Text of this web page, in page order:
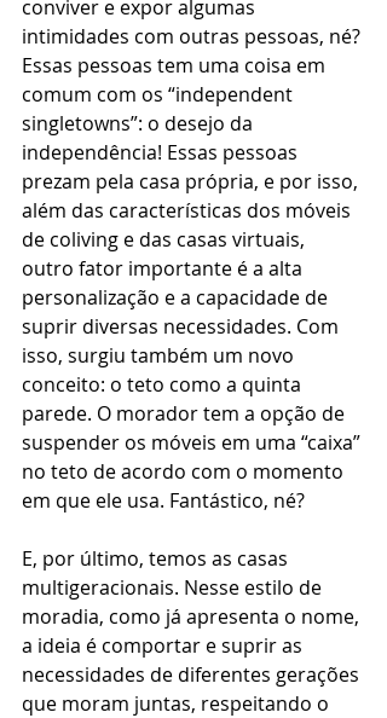
conviver e expor algumas
intimidades com outras pessoas, né?
Essas pessoas tem uma coisa em
comum com os “independent
singletowns”: o desejo da
independência! Essas pessoas
prezam pela casa própria, e por isso,
além das características dos móveis
de coliving e das casas virtuais,
outro fator importante é a alta
personalização e a capacidade de
suprir diversas necessidades. Com
isso, surgiu também um novo
conceito: o teto como a quinta
parede. O morador tem a opção de
suspender os móveis em uma “caixa”
no teto de acordo com o momento
em que ele usa. Fantástico, né?
E, por último, temos as casas
multigeracionais. Nesse estilo de
moradia, como já apresenta o nome,
a ideia é comportar e suprir as
necessidades de diferentes gerações
que moram juntas, respeitando o